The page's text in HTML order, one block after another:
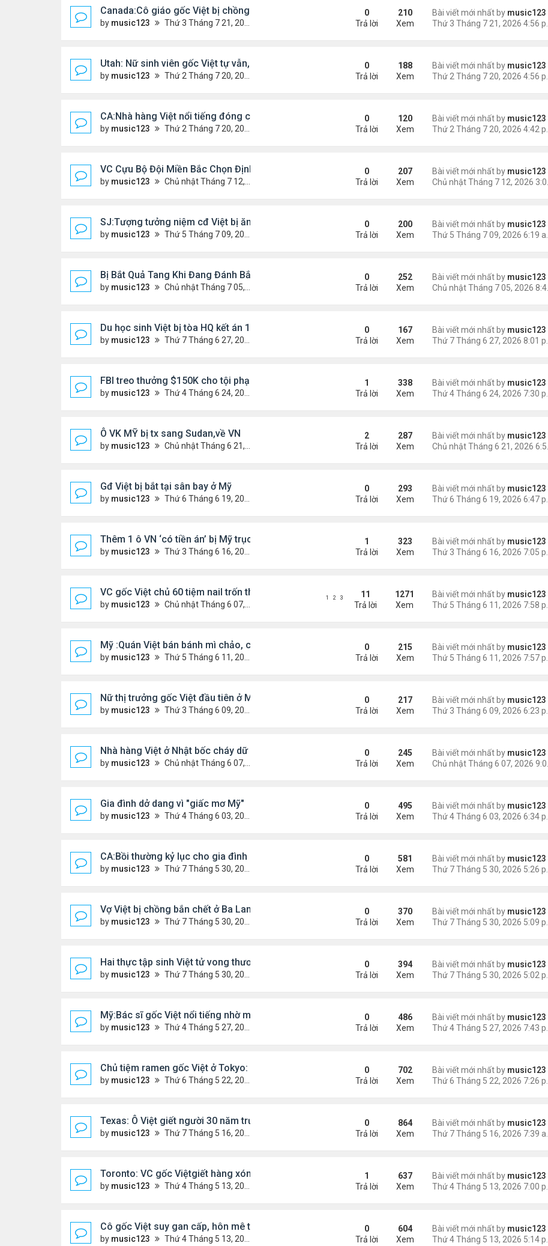
Canada:Cô giáo gốc Việt bị chồng sát hại
by music123 Thứ 3 Tháng 7 21, 2026 4:56 pm
Bài viết mới nhất by music123
0
Trả lời
210
Xem
Utah: Nữ sinh viên gốc Việt tự vẫn, bạn trai bạo hành ....
by music123 Thứ 2 Tháng 7 20, 2026 4:56 pm
Bài viết mới nhất by music123
0
Trả lời
188
Xem
CA:Nhà hàng Việt nổi tiếng đóng cửa
by music123 Thứ 2 Tháng 7 20, 2026 4:42 pm
Bài viết mới nhất by music123
0
Trả lời
120
Xem
VC Cựu Bộ Đội Miền Bắc Chọn Định Cư Tại Hoa Kỳ?
by music123 Chủ nhật Tháng 7 12, 2026 3:01 pm
Bài viết mới nhất by music123
0
Trả lời
207
Xem
SJ:Tượng tưởng niệm cđ Việt bị ăn cắp
by music123 Thứ 5 Tháng 7 09, 2026 6:19 am
Bài viết mới nhất by music123
0
Trả lời
200
Xem
Bị Bắt Quả Tang Khi Đang Đánh Bắt “Vài Con Cá Mỹ”, Người Đàn Ông Gốc Việt Xin Được Tha Tội
by music123 Chủ nhật Tháng 7 05, 2026 8:47 am
Bài viết mới nhất by music123
Chủ nhật Tháng 7 05, 2026 8:47 am
0
Trả lời
252
Xem
Du học sinh Việt bị tòa HQ kết án 10 năm vì vứt bỏ con sơ sinh
by music123 Thứ 7 Tháng 6 27, 2026 8:01 pm
Bài viết mới nhất by music123
0
Trả lời
167
Xem
FBI treo thưởng $150K cho tội phạm 'đang ở Việt Nam'
by music123 Thứ 4 Tháng 6 24, 2026 7:26 pm
Bài viết mới nhất by music123
1
Trả lời
338
Xem
Ô VK MỸ bị tx sang Sudan,về VN
by music123 Chủ nhật Tháng 6 21, 2026 6:46 am
Bài viết mới nhất by music123
2
Trả lời
287
Xem
Gđ Việt bị bắt tại sân bay ở Mỹ
by music123 Thứ 6 Tháng 6 19, 2026 6:47 pm
Bài viết mới nhất by music123
0
Trả lời
293
Xem
Thêm 1 ô VN ‘có tiền án’ bị Mỹ trục xuất về nước
by music123 Thứ 3 Tháng 6 16, 2026 7:00 pm
Bài viết mới nhất by music123
1
Trả lời
323
Xem
VC gốc Việt chủ 60 tiệm nail trốn thuế $32 triệu
by music123 Chủ nhật Tháng 6 07, 2026 9:21 am
Bài viết mới nhất by music123
11
Trả lời
1271
Xem
1 2 3
Mỹ :Quán Việt bán bánh mì chảo, cà phê mắm gây chú ý tại Mỹ
by music123 Thứ 5 Tháng 6 11, 2026 7:57 pm
Bài viết mới nhất by music123
0
Trả lời
215
Xem
Nữ thị trưởng gốc Việt đầu tiên ở Mỹ tái đắc cử
by music123 Thứ 3 Tháng 6 09, 2026 6:23 pm
Bài viết mới nhất by music123
0
Trả lời
217
Xem
Nhà hàng Việt ở Nhật bốc cháy dữ dội
by music123 Chủ nhật Tháng 6 07, 2026 9:04 am
Bài viết mới nhất by music123
0
Trả lời
245
Xem
Gia đình dở dang vì "giấc mơ Mỹ"
by music123 Thứ 4 Tháng 6 03, 2026 6:34 pm
Bài viết mới nhất by music123
0
Trả lời
495
Xem
CA:Bồi thường kỷ lục cho gia đình gốc Việt ...
by music123 Thứ 7 Tháng 5 30, 2026 5:26 pm
Bài viết mới nhất by music123
0
Trả lời
581
Xem
Vợ Việt bị chồng bắn chết ở Ba Lan, để lại 2 con nhỏ
by music123 Thứ 7 Tháng 5 30, 2026 5:09 pm
Bài viết mới nhất by music123
0
Trả lời
370
Xem
Hai thực tập sinh Việt tử vong thương tâm
by music123 Thứ 7 Tháng 5 30, 2026 5:02 pm
Bài viết mới nhất by music123
0
Trả lời
394
Xem
Mỹ:Bác sĩ gốc Việt nổi tiếng nhờ món vịt quay Bắc Kinh
by music123 Thứ 4 Tháng 5 27, 2026 7:43 pm
Bài viết mới nhất by music123
0
Trả lời
486
Xem
Chủ tiệm ramen gốc Việt ở Tokyo: 'Người Nhật cố gắng một, tôi phải nỗ lực 10'
by music123 Thứ 6 Tháng 5 22, 2026 7:26 pm
Bài viết mới nhất by music123
0
Trả lời
702
Xem
Texas: Ô Việt giết người 30 năm trước, vừa mãn án tù bị trục xuất
by music123 Thứ 7 Tháng 5 16, 2026 7:39 am
Bài viết mới nhất by music123
0
Trả lời
864
Xem
Toronto: VC gốc Việtgiết hàng xóm sau mâu thuẫn về khói thịt nướng
by music123 Thứ 4 Tháng 5 13, 2026 6:56 pm
Bài viết mới nhất by music123
1
Trả lời
637
Xem
Cô gốc Việt suy gan cấp, hôn mê trong kỳ trăng mật
by music123 Thứ 4 Tháng 5 13, 2026 5:14 pm
Bài viết mới nhất by music123
0
Trả lời
604
Xem